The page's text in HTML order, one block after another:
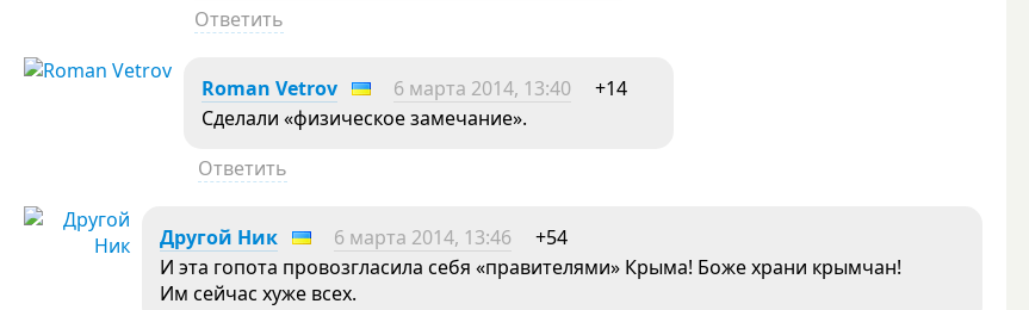
Ответить
Roman Vetrov 6 марта 2014, 13:40
+14
Сделали «физическое замечание».
Ответить
Другой Ник 6 марта 2014, 13:46
+54
И эта гопота провозгласила себя «правителями» Крыма! Боже храни крымчан!
Им сейчас хуже всех.